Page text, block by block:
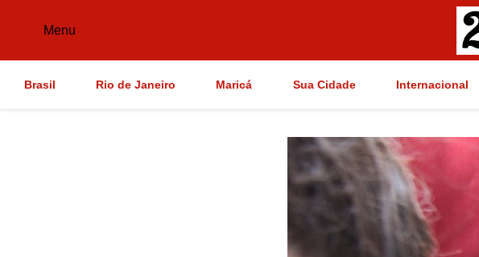
Menu
Brasil Rio de Janeiro Maricá Sua Cidade Internacional